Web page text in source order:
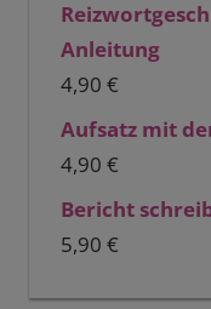
Anleitung
4,90 €
Aufsatz mit
4,90 €
Bericht
5,90 €